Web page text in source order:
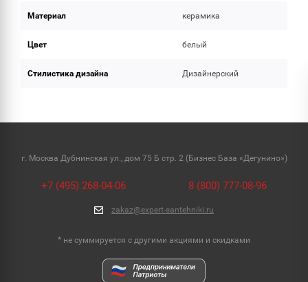
Материал керамика
Цвет белый
Стилистика дизайна Дизайнерский
г. Москва Дубнинская ул., дом 75 Б стр. 2 (Бизнес База «Дегунино»)
+7 (495) 268-04-06 8 (800) 777-08-96
zakaz@expert-santehniki.ru
* не суммируется с другими акциями и скидками